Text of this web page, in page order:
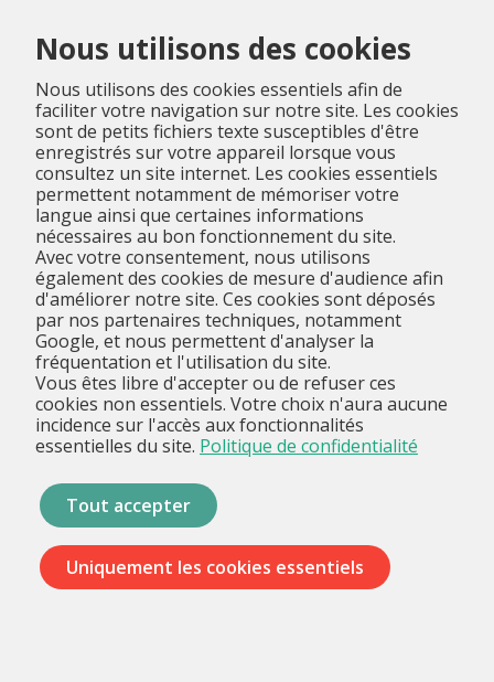
Nous utilisons des cookies
Nous utilisons des cookies essentiels afin de
faciliter votre navigation sur notre site. Les cookies
sont de petits fichiers texte susceptibles d'être
enregistrés sur votre appareil lorsque vous
consultez un site internet. Les cookies essentiels
permettent notamment de mémoriser votre
langue ainsi que certaines informations
nécessaires au bon fonctionnement du site.
Avec votre consentement, nous utilisons
également des cookies de mesure d'audience afin
d'améliorer notre site. Ces cookies sont déposés
par nos partenaires techniques, notamment
Google, et nous permettent d'analyser la
fréquentation et l'utilisation du site.
Vous êtes libre d'accepter ou de refuser ces
cookies non essentiels. Votre choix n'aura aucune
incidence sur l'accès aux fonctionnalités
essentielles du site. Politique de confidentialité
Tout accepter
Uniquement les cookies essentiels
Menu